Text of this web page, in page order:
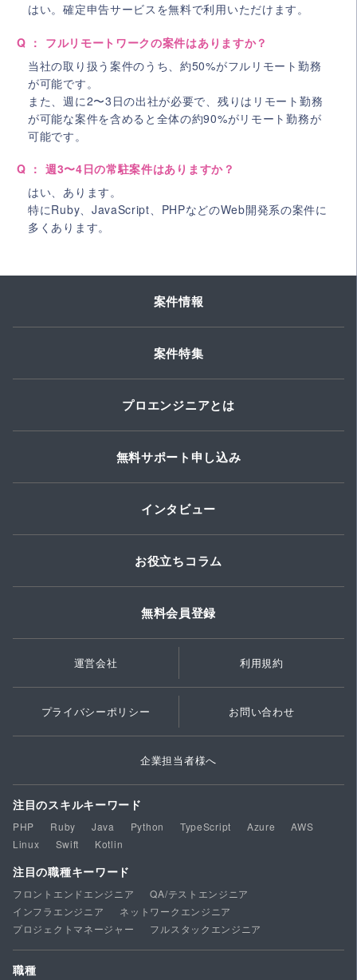
はい。確定申告サービスを無料で利用いただけます。
Q ： フルリモートワークの案件はありますか？
当社の取り扱う案件のうち、約50%がフルリモート勤務
が可能です。
また、週に2〜3日の出社が必要で、残りはリモート勤務
が可能な案件を含めると全体の約90%がリモート勤務が
可能です。
Q ： 週3〜4日の常駐案件はありますか？
はい、あります。
特にRuby、JavaScript、PHPなどのWeb開発系の案件に
多くあります。
案件情報
案件特集
プロエンジニアとは
無料サポート申し込み
インタビュー
お役立ちコラム
無料会員登録
運営会社 利用規約
プライバシーポリシー お問い合わせ
企業担当者様へ
注目のスキルキーワード
PHP Ruby Java Python TypeScript Azure
AWS
Linux
Swift Kotlin
注目の職種キーワード
フロントエンドエンジニア
QA/テストエンジニア
インフラエンジニア
ネットワークエンジニア
プロジェクトマネージャー
フルスタックエンジニア
職種